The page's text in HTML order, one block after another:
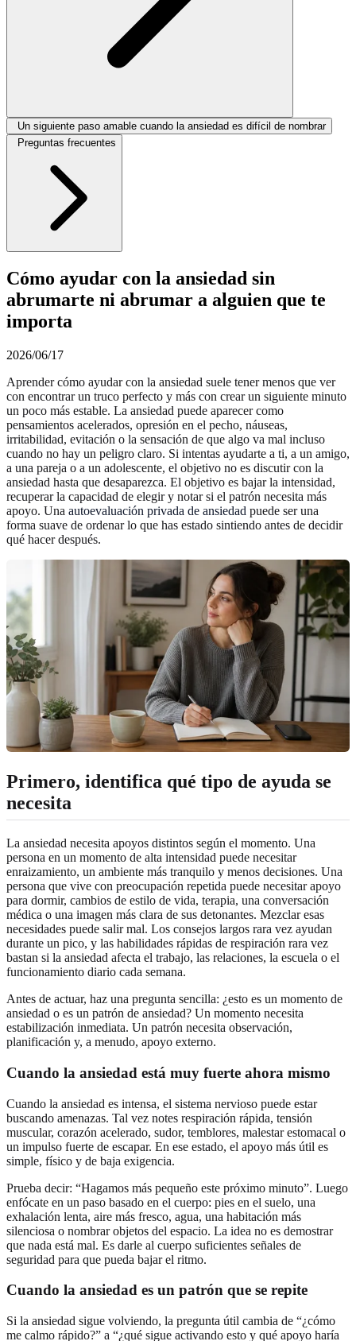
Un siguiente paso amable cuando la ansiedad es difícil de nombrar
Preguntas frecuentes
Cómo ayudar con la ansiedad sin
abrumarte ni abrumar a alguien que te
importa
2026/06/17
Aprender cómo ayudar con la ansiedad suele tener menos que ver
con encontrar un truco perfecto y más con crear un siguiente minuto
un poco más estable. La ansiedad puede aparecer como
pensamientos acelerados, opresión en el pecho, náuseas,
irritabilidad, evitación o la sensación de que algo va mal incluso
cuando no hay un peligro claro. Si intentas ayudarte a ti, a un amigo,
a una pareja o a un adolescente, el objetivo no es discutir con la
ansiedad hasta que desaparezca. El objetivo es bajar la intensidad,
recuperar la capacidad de elegir y notar si el patrón necesita más
apoyo. Una autoevaluación privada de ansiedad puede ser una
forma suave de ordenar lo que has estado sintiendo antes de decidir
qué hacer después.
Primero, identifica qué tipo de ayuda se
necesita
La ansiedad necesita apoyos distintos según el momento. Una
persona en un momento de alta intensidad puede necesitar
enraizamiento, un ambiente más tranquilo y menos decisiones. Una
persona que vive con preocupación repetida puede necesitar apoyo
para dormir, cambios de estilo de vida, terapia, una conversación
médica o una imagen más clara de sus detonantes. Mezclar esas
necesidades puede salir mal. Los consejos largos rara vez ayudan
durante un pico, y las habilidades rápidas de respiración rara vez
bastan si la ansiedad afecta el trabajo, las relaciones, la escuela o el
funcionamiento diario cada semana.
Antes de actuar, haz una pregunta sencilla: ¿esto es un momento de
ansiedad o es un patrón de ansiedad? Un momento necesita
estabilización inmediata. Un patrón necesita observación,
planificación y, a menudo, apoyo externo.
Cuando la ansiedad está muy fuerte ahora mismo
Cuando la ansiedad es intensa, el sistema nervioso puede estar
buscando amenazas. Tal vez notes respiración rápida, tensión
muscular, corazón acelerado, sudor, temblores, malestar estomacal o
un impulso fuerte de escapar. En ese estado, el apoyo más útil es
simple, físico y de baja exigencia.
Prueba decir: “Hagamos más pequeño este próximo minuto”. Luego
enfócate en un paso basado en el cuerpo: pies en el suelo, una
exhalación lenta, aire más fresco, agua, una habitación más
silenciosa o nombrar objetos del espacio. La idea no es demostrar
que nada está mal. Es darle al cuerpo suficientes señales de
seguridad para que pueda bajar el ritmo.
Cuando la ansiedad es un patrón que se repite
Si la ansiedad sigue volviendo, la pregunta útil cambia de “¿cómo
me calmo rápido?” a “¿qué sigue activando esto y qué apoyo haría